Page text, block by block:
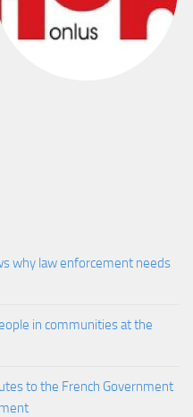
why law enforcement needs
in communities at the
to the French Government